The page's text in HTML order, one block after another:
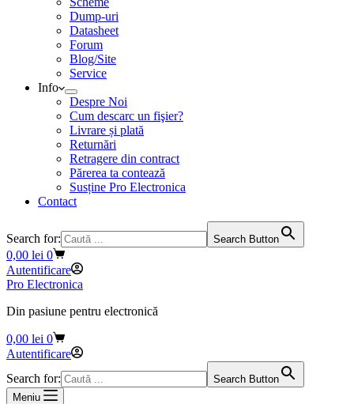
Dump-uri
Datasheet
Forum
Blog/Site
Service
Info
Despre Noi
Cum descarc un fişier?
Livrare și plată
Returnări
Retragere din contract
Părerea ta contează
Susține Pro Electronica
Contact
Search for: Search Button
Coș
de
cumpărături
0,00 lei 0
Autentificare
Pro Electronica
Din pasiune pentru electronică
Coș
de
0,00 lei 0
Autentificare
Search for:
Search Button
Meniu